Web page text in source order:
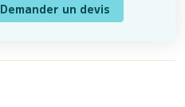
Demander un devis